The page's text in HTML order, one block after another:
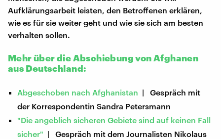
Aufklärungsarbeit leisten, den Betroffenen erklären,
wie es für sie weiter geht und wie sie sich am besten
verhalten sollen.
Mehr über die Abschiebung von Afghanen
aus Deutschland:
Abgeschoben nach Afghanistan | Gespräch mit
der Korrespondentin Sandra Petersmann
"Die angeblich sicheren Gebiete sind auf keinen Fall
sicher" | Gespräch mit dem Journalisten Nikolaus